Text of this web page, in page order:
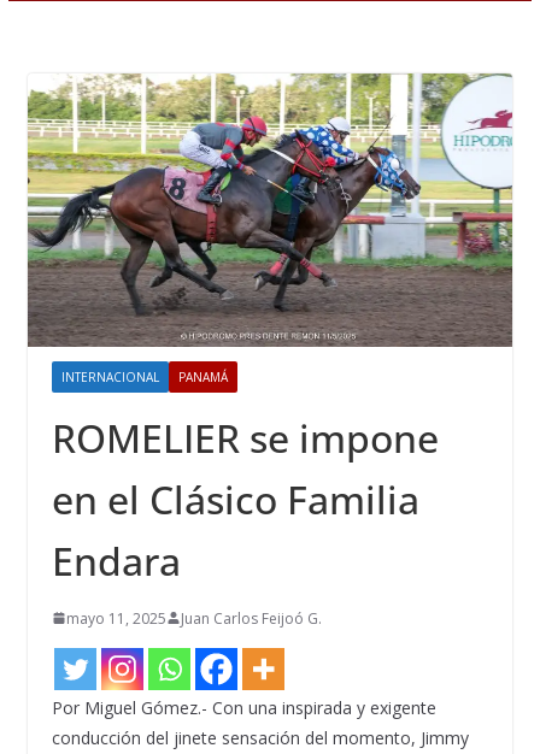
INTERNACIONAL PANAMÁ
ROMELIER se impone
en el Clásico Familia
Endara
mayo 11, 2025 Juan Carlos Feijoó G.
Por Miguel Gómez.- Con una inspirada y exigente
conducción del jinete sensación del momento, Jimmy